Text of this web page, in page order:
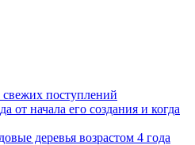
поступлений
от начала его создания и когда
деревья возрастом 4 года